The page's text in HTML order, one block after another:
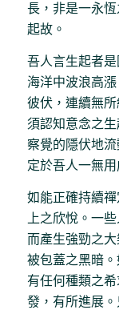
長，非是一永
起故。
吾人言生起者
海洋中波浪高
彼伏，連續無
須認知意念之
察覺的隱伏地
定於吾人一無用
如能正確持續
上之欣悅。一
而產生強勁之
被包蓋之黑暗
有任何種類之
發，有所進展